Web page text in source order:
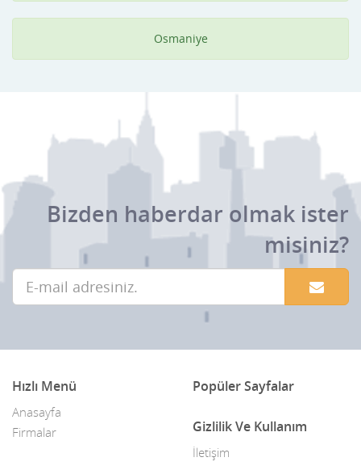
Osmaniye
Bizden haberdar olmak ister
misiniz?
Hızlı Menü
Anasayfa
Firmalar
Popüler Sayfalar
Gizlilik Ve Kullanım
İletişim